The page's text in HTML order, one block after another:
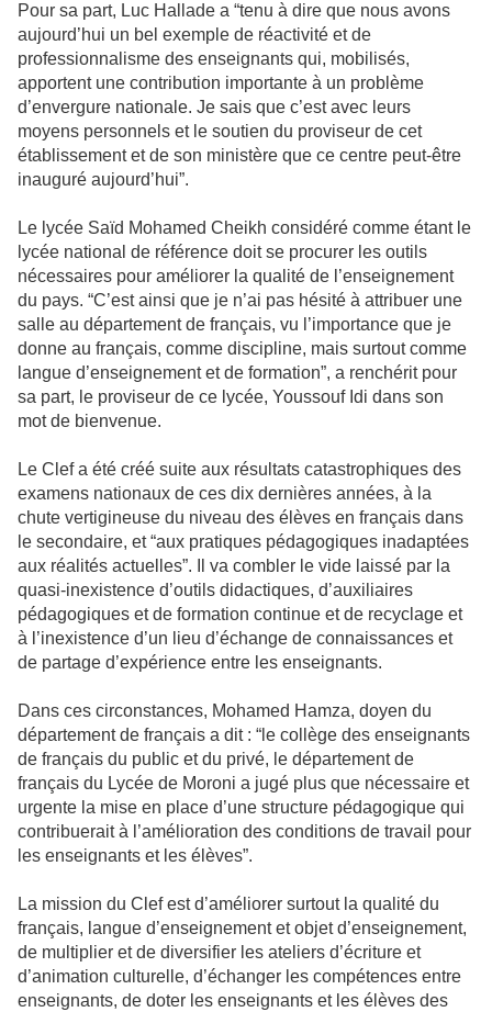
Pour sa part, Luc Hallade a “tenu à dire que nous avons
aujourd’hui un bel exemple de réactivité et de
professionnalisme des enseignants qui, mobilisés,
apportent une contribution importante à un problème
d’envergure nationale. Je sais que c’est avec leurs
moyens personnels et le soutien du proviseur de cet
établissement et de son ministère que ce centre peut-être
inauguré aujourd’hui”.
Le lycée Saïd Mohamed Cheikh considéré comme étant le
lycée national de référence doit se procurer les outils
nécessaires pour améliorer la qualité de l’enseignement
du pays. “C’est ainsi que je n’ai pas hésité à attribuer une
salle au département de français, vu l’importance que je
donne au français, comme discipline, mais surtout comme
langue d’enseignement et de formation”, a renchérit pour
sa part, le proviseur de ce lycée, Youssouf Idi dans son
mot de bienvenue.
Le Clef a été créé suite aux résultats catastrophiques des
examens nationaux de ces dix dernières années, à la
chute vertigineuse du niveau des élèves en français dans
le secondaire, et “aux pratiques pédagogiques inadaptées
aux réalités actuelles”. Il va combler le vide laissé par la
quasi-inexistence d’outils didactiques, d’auxiliaires
pédagogiques et de formation continue et de recyclage et
à l’inexistence d’un lieu d’échange de connaissances et
de partage d’expérience entre les enseignants.
Dans ces circonstances, Mohamed Hamza, doyen du
département de français a dit : “le collège des enseignants
de français du public et du privé, le département de
français du Lycée de Moroni a jugé plus que nécessaire et
urgente la mise en place d’une structure pédagogique qui
contribuerait à l’amélioration des conditions de travail pour
les enseignants et les élèves”.
La mission du Clef est d’améliorer surtout la qualité du
français, langue d’enseignement et objet d’enseignement,
de multiplier et de diversifier les ateliers d’écriture et
d’animation culturelle, d’échanger les compétences entre
enseignants, de doter les enseignants et les élèves des